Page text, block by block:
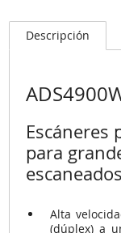
Descripción
Escáneres
para
Alta
(dúplex) a